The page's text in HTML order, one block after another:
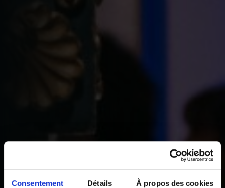
Consentement Détails À propos des cookies